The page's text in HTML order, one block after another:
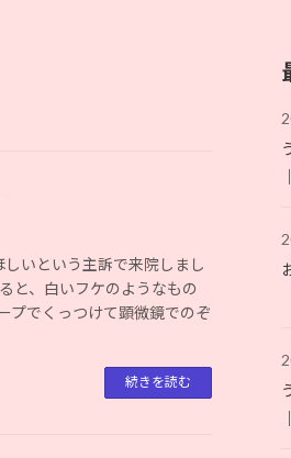
いという主訴で来院しまし
と、白いフケのようなもの
プでくっつけて顕微鏡でのぞ
続きを読む